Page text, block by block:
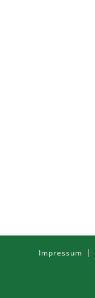
Impressum